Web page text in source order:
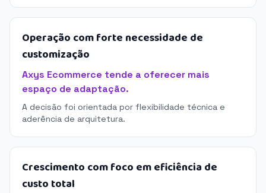
Operação com forte necessidade de
customização
Axys Ecommerce tende a oferecer mais
espaço de adaptação.
A decisão foi orientada por flexibilidade técnica e
aderência de arquitetura.
Crescimento com foco em eficiência de
custo total